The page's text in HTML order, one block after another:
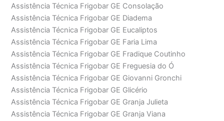
Assistência Técnica Frigobar GE Consolação
Assistência Técnica Frigobar GE Diadema
Assistência Técnica Frigobar GE Eucaliptos
Assistência Técnica Frigobar GE Faria Lima
Assistência Técnica Frigobar GE Fradique Coutinho
Assistência Técnica Frigobar GE Freguesia do Ó
Assistência Técnica Frigobar GE Giovanni Gronchi
Assistência Técnica Frigobar GE Glicério
Assistência Técnica Frigobar GE Granja Julieta
Assistência Técnica Frigobar GE Granja Viana